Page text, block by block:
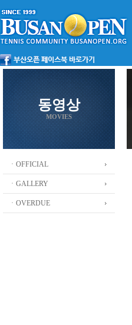
동영상
MOVIES
ㆍOFFICIAL
ㆍGALLERY
ㆍOVERDUE